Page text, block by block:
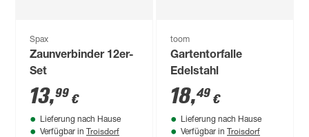
Spax
Zaunverbinder 12er-
Set
13,99 €
Lieferung nach Hause
Verfügbar in Troisdorf
toom
Gartentorfalle
Edelstahl
18,49 €
Lieferung nach Hause
Verfügbar in Troisdorf